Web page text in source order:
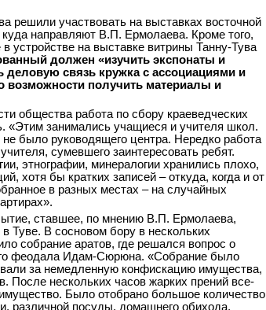
решили участвовать на выставках восточной
направляют В.П. Ермолаева. Кроме того,
устройстве на выставке витрины Танну-Тува
должен «изучить экспонаты и
деловую связь кружка с ассоциациями и
возможности получить материалы и
общества работа по сбору краеведческих
«Этим занимались учащиеся и учителя школ.
было руководящего центра. Нередко работа
сумевшего заинтересовать ребят.
этнографии, минералогии хранились плохо,
хотя бы кратких записей – откуда, когда и от
в разных местах – на случайных
ставшее, по мнению В.П. Ермолаева,
Туве. В сосновом бору в нескольких
собрание аратов, где решался вопрос о
феодала Идам-Сюрюна. «Собрание было
за немедленную конфискацию имущества,
После нескольких часов жарких прений все-
Было отобрано большое количество
различной посуды, домашнего обихода,